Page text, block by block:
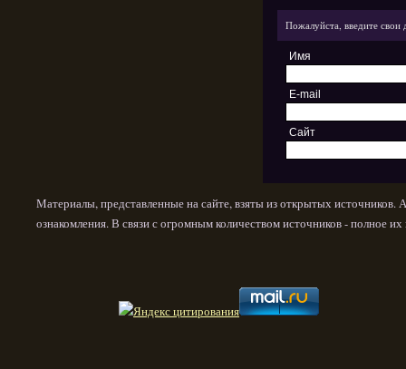
Пожалуйста, введите
Имя
E-mail
Сайт
Материалы, представленные на сайте, взяты из открытых
ознакомления. В связи с огромным количеством источников - полное